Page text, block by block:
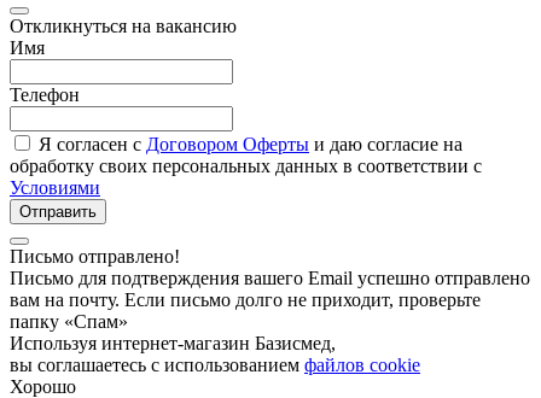
Откликнуться на вакансию
Имя
Телефон
Я согласен с Договором Оферты и даю согласие на
обработку своих персональных данных в соответствии с
Условиями
Отправить
Письмо отправлено!
Письмо для подтверждения вашего Email успешно отправлено
вам на почту. Если письмо долго не приходит, проверьте
папку «Спам»
Используя интернет-магазин Базисмед,
вы соглашаетесь с использованием файлов cookie
Хорошо